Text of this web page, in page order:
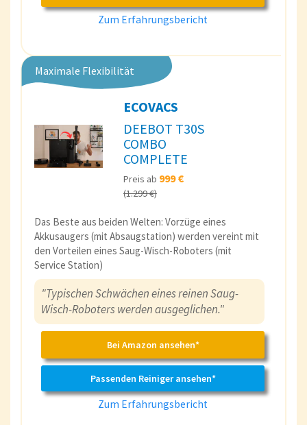
Zum Erfahrungsbericht
Maximale Flexibilität
ECOVACS
DEEBOT T30S
COMBO
COMPLETE
Preis ab 999 €
(1.299 €)
Das Beste aus beiden Welten: Vorzüge eines
Akkusaugers (mit Absaugstation) werden vereint mit
den Vorteilen eines Saug-Wisch-Roboters (mit
Service Station)
"Typischen Schwächen eines reinen Saug-
Wisch-Roboters werden ausgeglichen."
Bei Amazon ansehen*
Passenden Reiniger ansehen*
Zum Erfahrungsbericht